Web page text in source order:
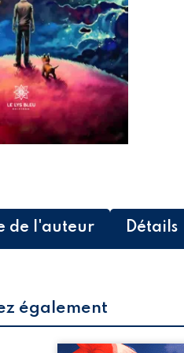
de l'auteur Détails
également